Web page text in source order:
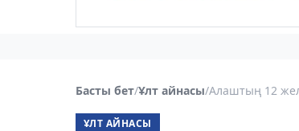
Басты бет/Ұлт айнасы/Алаштың 12
ҰЛТ АЙНАСЫ